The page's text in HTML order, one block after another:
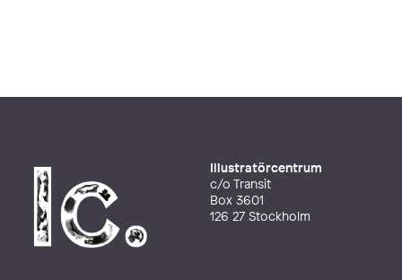
Illustratörcentrum
c/o Transit
Box 3601
126 27 Stockholm